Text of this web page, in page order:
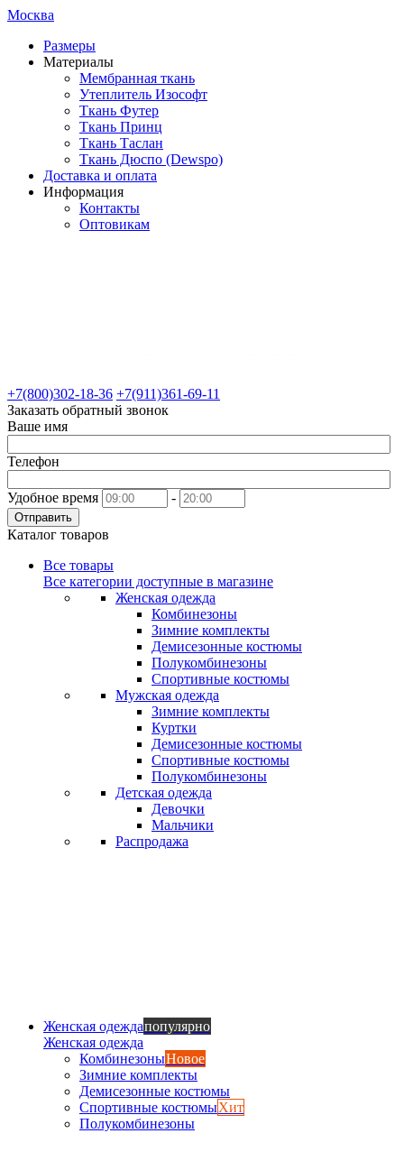
Москва
Размеры
Материалы
Мембранная ткань
Утеплитель Изософт
Ткань Футер
Ткань Принц
Ткань Таслан
Ткань Дюспо (Dewspo)
Доставка и оплата
Информация
Контакты
Оптовикам
+7(800)302-18-36 +7(911)361-69-11
Заказать обратный звонок
Ваше имя
Телефон
Удобное время -
Отправить
Каталог товаров
Все товары
Все категории доступные в магазине
Женская одежда
Комбинезоны
Зимние комплекты
Демисезонные костюмы
Полукомбинезоны
Спортивные костюмы
Мужская одежда
Зимние комплекты
Куртки
Демисезонные костюмы
Спортивные костюмы
Полукомбинезоны
Детская одежда
Девочки
Мальчики
Распродажа
Женская одеждапопулярно
Женская одежда
КомбинезоныНовое
Зимние комплекты
Демисезонные костюмы
Спортивные костюмыХит
Полукомбинезоны